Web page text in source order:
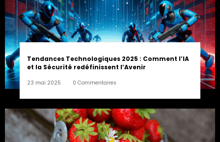
Tendances Technologiques 2025 : Comment l’IA
et la Sécurité redéfinissent l’Avenir
23 mai 2025 0 Commentaires